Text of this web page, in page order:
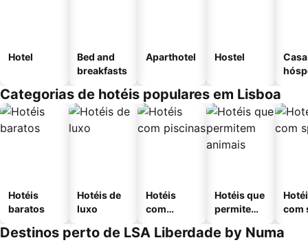
Hotel
Bed and
breakfasts
Aparthotel Hostel
Categorias de hotéis populares em Lisboa
Hotéis
baratos
Hotéis de
luxo
Hotéis
com
Hotéis que
permitem
com
Destinos perto de LSA Liberdade by Numa